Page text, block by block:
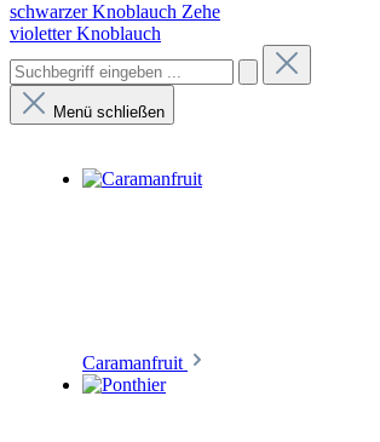
schwarzer Knoblauch Zehe
violetter Knoblauch
Menü schließen
Caramanfruit